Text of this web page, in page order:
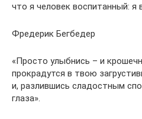
что я человек воспитанный: я
Фредерик Бегбедер
«Просто улыбнись – и
прокрадутся в твою
и, разлившись сладостным
глаза».